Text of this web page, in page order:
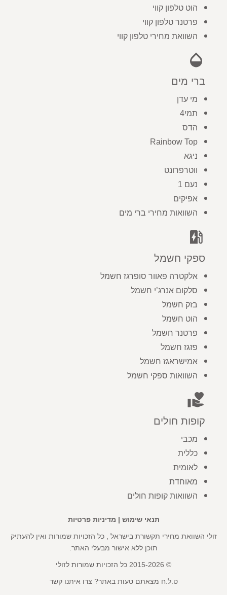
הוט טלפון קווי
פרטנר טלפון קווי
השוואת מחירי טלפון קווי
opacity
ברי מים
מי עדן
תמי4
הדס
Rainbow Top
ניגא
ווטרפרונט
נעם 1
אפיקים
השוואות מחירי ברי מים
ev_station
ספקי חשמל
אלקטרה פאוור סופרגז חשמל
סלקום אנרג’י חשמל
בזק חשמל
הוט חשמל
פרטנר חשמל
פזגז חשמל
אמישראגז חשמל
השוואות ספקי חשמל
volunteer_activism
קופות חולים
מכבי
כללית
לאומית
מאוחדת
השוואות קופות חולים
תנאי שימוש | מדיניות פרטיות
זולי השוואת מחירי תקשורת בישראל , כל הזכויות שמורות ואין להעתיק
תוכן ללא אישור מבעלי האתר.
© 2015-2026 כל הזכויות שמורות לזולי
ט.ל.ח מצאתם טעות באתר? צרו איתנו קשר